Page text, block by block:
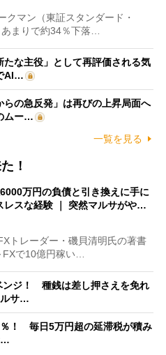
マン（東証スタンダード・
まりで約34％下落…
な主役」として再評価される気
AI…
の急反発」は再びの上昇局面へ
ムー…
一覧を見る
！
6000万円の負債と引き換えに手に
レスな経験 ｜ 突然マルサがや…
トレーダー・磯貝清明氏の著書
FXで10億円稼い…
ンジ！ 種銭は差し押さえを免れ
ルサ…
％！ 毎日5万円超の延滞税が積み
…